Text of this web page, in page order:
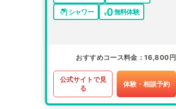
シャワー
無料体験
おすすめコース料金 16,800円
公式サイトで見
る
体験・相談予約